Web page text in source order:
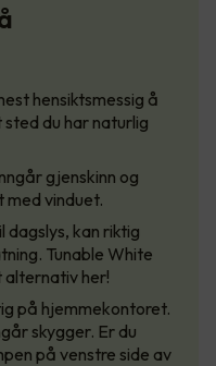
hensiktsmessig å
du har naturlig
gjenskinn og
med vinduet.
dagslys, kan riktig
Tunable White
her!
på hjemmekontoret.
skygger. Er du
på venstre side av